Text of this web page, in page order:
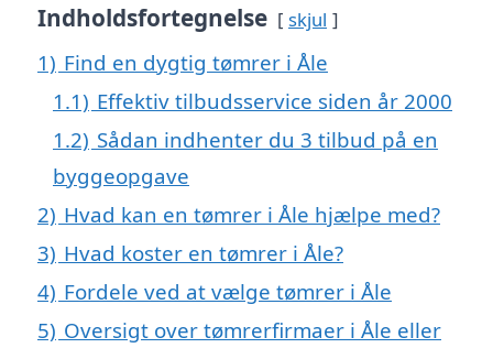
Indholdsfortegnelse skjul
1) Find en dygtig tømrer i Åle
1.1) Effektiv tilbudsservice siden år 2000
1.2) Sådan indhenter du 3 tilbud på en
byggeopgave
2) Hvad kan en tømrer i Åle hjælpe med?
3) Hvad koster en tømrer i Åle?
4) Fordele ved at vælge tømrer i Åle
5) Oversigt over tømrerfirmaer i Åle eller